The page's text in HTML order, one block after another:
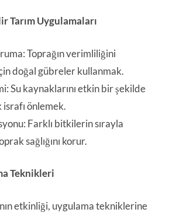
Tarım Uygulamaları
Toprağın verimliliğini
doğal gübreler kullanmak.
Su kaynaklarını etkin bir şekilde
önlemek.
Farklı bitkilerin sırayla
sağlığını korur.
Teknikleri
etkinliği, uygulama tekniklerine